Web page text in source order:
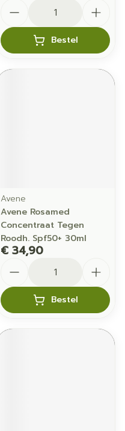
Bestel
Avene
Avene Rosamed
Concentraat Tegen
Roodh. Spf50+ 30ml
€ 34,90
Bestel